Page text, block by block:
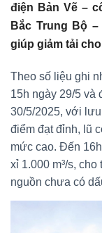
điện Bản Vẽ –
Bắc Trung Bộ
giúp giảm tải
Theo số liệu ghi
15h ngày 29/5 và
30/5/2025, với
điểm đạt đỉnh, lũ
mức cao. Đến
xỉ 1.000 m³/s,
nguồn chưa có